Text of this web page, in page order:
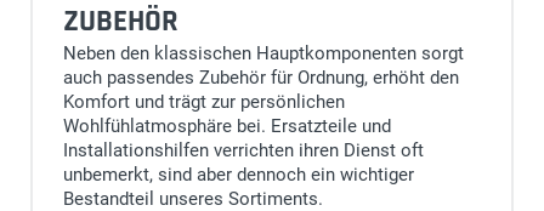
ZUBEHÖR
Neben den klassischen Hauptkomponenten sorgt
auch passendes Zubehör für Ordnung, erhöht den
Komfort und trägt zur persönlichen
Wohlfühlatmosphäre bei. Ersatzteile und
Installationshilfen verrichten ihren Dienst oft
unbemerkt, sind aber dennoch ein wichtiger
Bestandteil unseres Sortiments.